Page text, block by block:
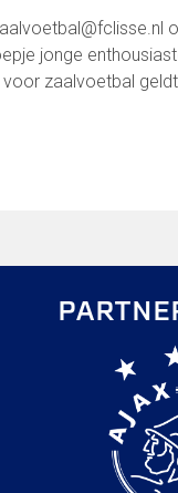
jonge
zaalvoetbal